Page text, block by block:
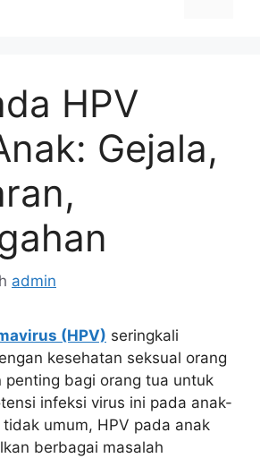
HPV
Gejala,
admin
(HPV) seringkali
kesehatan seksual orang
penting bagi orang tua untuk
infeksi virus ini pada anak-
umum, HPV pada anak
berbagai masalah